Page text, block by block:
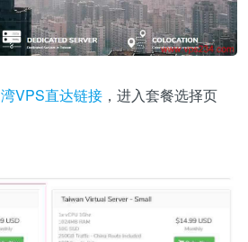
VPS直达链接，进入套餐选择页